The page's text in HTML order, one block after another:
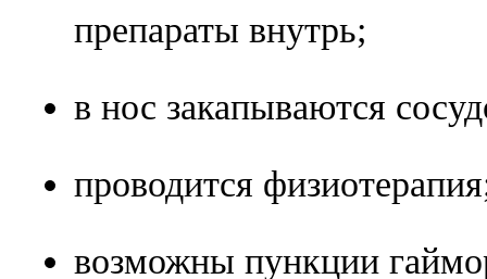
препараты внутрь;
в нос закапываются
проводится
возможны пункции